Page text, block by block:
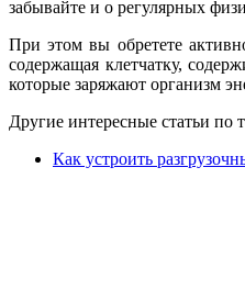
забывайте и о регулярных
При этом вы обретете
содержащая клетчатку,
которые заряжают организм
Другие интересные статьи по
Как устроить